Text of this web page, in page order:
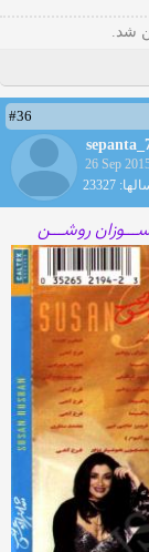
شد.
#36
26 Sep
23327
روشـــن